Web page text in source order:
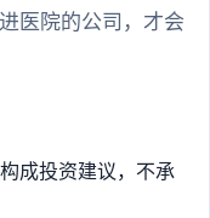
医院的公司，才会
成投资建议，不承